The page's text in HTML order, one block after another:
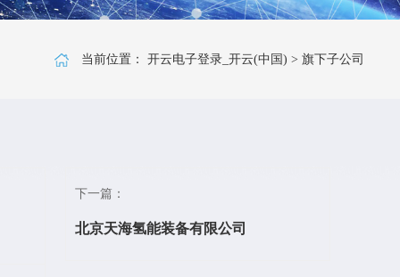
当前位置： 开云电子登录_开云(中国) > 旗下子公司
下一篇：
北京天海氢能装备有限公司